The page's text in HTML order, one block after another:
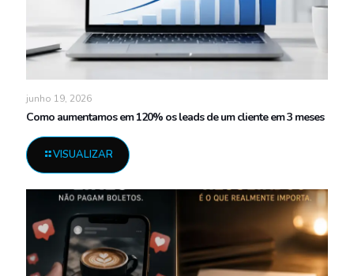
junho 19, 2026
Como aumentamos em 120% os leads de um cliente em 3 meses
VISUALIZAR